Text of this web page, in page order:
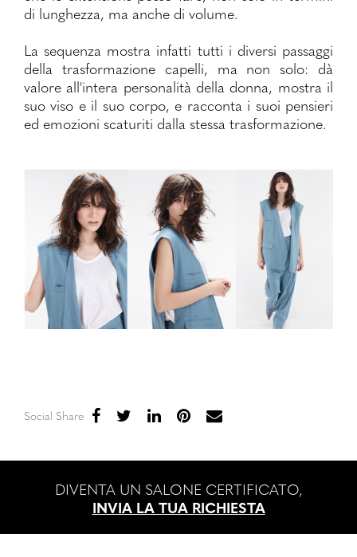
di lunghezza, ma anche di volume.
La sequenza mostra infatti tutti i diversi passaggi
della trasformazione capelli, ma non solo: dà
valore all'intera personalità della donna, mostra il
suo viso e il suo corpo, e racconta i suoi pensieri
ed emozioni scaturiti dalla stessa trasformazione.
Social Share
DIVENTA UN SALONE CERTIFICATO,
INVIA LA TUA RICHIESTA